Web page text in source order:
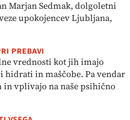
Marjan Sedmak, dolgoletni
upokojencev Ljubljana,
prebavi
vrednosti kot jih imajo
in maščobe. Pa vendar
in vplivajo na naše psihično